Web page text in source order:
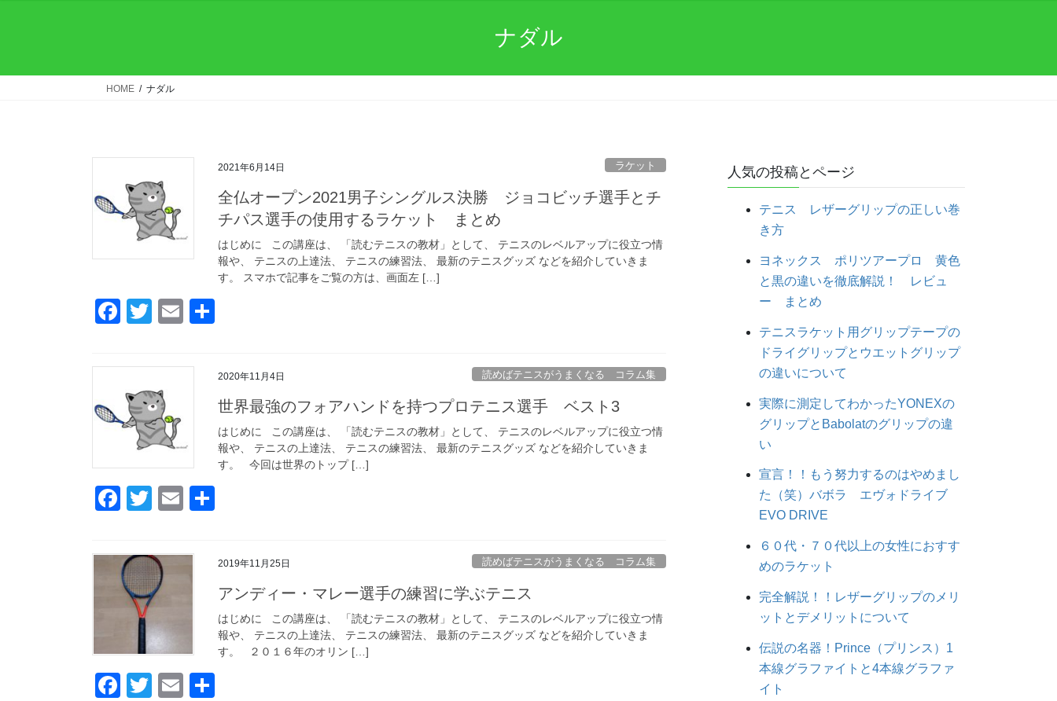
ナダル
HOME ナダル
2021年6月14日 ラケット
全仏オープン2021男子シングルス決勝 ジョコビッチ選手とチ
チパス選手の使用するラケット まとめ
はじめに この講座は、 「読むテニスの教材」として、 テニスのレベルアップに役立つ情
報や、 テニスの上達法、 テニスの練習法、 最新のテニスグッズ などを紹介していきま
す。 スマホで記事をご覧の方は、画面左 […]
F
c
e
b
o
o
k
T
tt
er
E
ail
2020年11月4日 読めばテニスがうまくなる コラム集
世界最強のフォアハンドを持つプロテニス選手 ベスト3
はじめに この講座は、 「読むテニスの教材」として、 テニスのレベルアップに役立つ情
報や、 テニスの上達法、 テニスの練習法、 最新のテニスグッズ などを紹介していきま
す。 今回は世界のトップ […]
F
c
e
b
o
k
T
tt
er
E
ail
2019年11月25日 読めばテニスがうまくなる コラム集
アンディー・マレー選手の練習に学ぶテニス
はじめに この講座は、 「読むテニスの教材」として、 テニスのレベルアップに役立つ情
報や、 テニスの上達法、 テニスの練習法、 最新のテニスグッズ などを紹介していきま
す。 ２０１６年のオリン […]
F
T
E
人気の投稿とページ
テニス レザーグリップの正しい巻
き方
ヨネックス ポリツアープロ 黄色
と黒の違いを徹底解説！ レビュ
ー まとめ
テニスラケット用グリップテープの
ドライグリップとウエットグリップ
の違いについて
実際に測定してわかったYONEXの
グリップとBabolatのグリップの違
い
宣言！！もう努力するのはやめまし
た（笑）バボラ エヴォドライブ
EVO DRIVE
６０代・７０代以上の女性におすす
めのラケット
完全解説！！レザーグリップのメリ
ットとデメリットについて
伝説の名器！Prince（プリンス）1
本線グラファイトと4本線グラファ
イト